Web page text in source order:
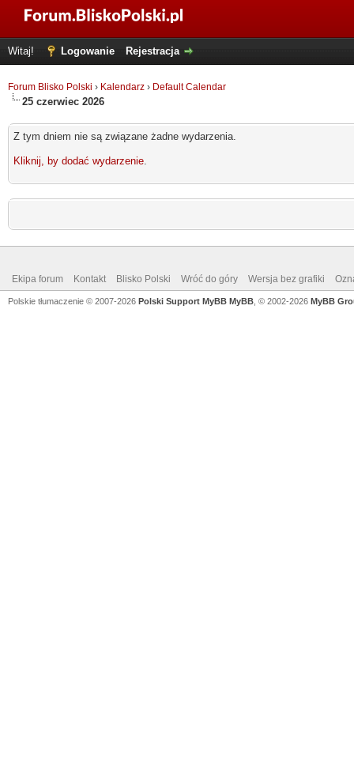
Witaj! Logowanie Rejestracja
Forum Blisko Polski › Kalendarz › Default Calendar
25 czerwiec 2026
Z tym dniem nie są związane żadne wydarzenia.
Kliknij, by dodać wydarzenie.
Ekipa forum Kontakt Blisko Polski Wróć do góry Wersja bez grafiki
Polskie tłumaczenie © 2007-2026 Polski Support MyBB MyBB , © 2002-2026 MyBB